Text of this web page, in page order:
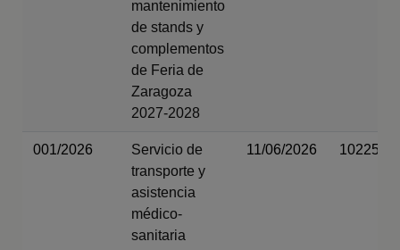
mantenimiento
de stands y
complementos
de Feria de
Zaragoza
2027-2028
001/2026
Servicio de
transporte y
asistencia
médico-
sanitaria
11/06/2026 102250